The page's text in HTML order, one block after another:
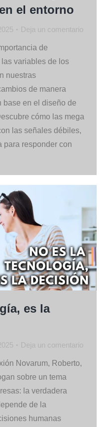
el entorno
Deja un comentario
de
variables de los
nuestras
de manera
base en el diseño de
cómo las mega
las señales débiles,
para responder con
es la
Deja un comentario
Novarum, Roberto,
sobre un tema
la verdadera
de la
humanas